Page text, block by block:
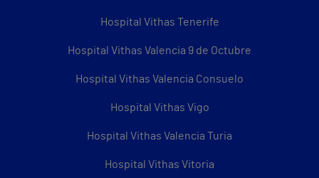
Hospital Vithas Tenerife
Hospital Vithas Valencia 9 de Octubre
Hospital Vithas Valencia Consuelo
Hospital Vithas Vigo
Hospital Vithas Valencia Turia
Hospital Vithas Vitoria